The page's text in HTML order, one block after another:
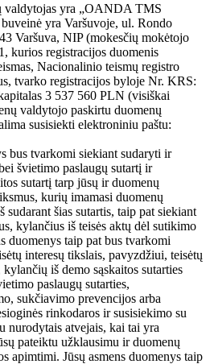
valdytojas yra „OANDA TMS
yra Varšuvoje, ul. Rondo
Varšuva, NIP (mokesčių mokėtojo
kurios registracijos duomenis
Nacionalinio teismų registro
tvarko registracijos byloje Nr. KRS:
3 537 560 PLN (visiškai
valdytojo paskirtu duomenų
susisiekti elektroniniu paštu:
bus tvarkomi siekiant sudaryti ir
švietimo paslaugų sutartį ir
sutartį tarp jūsų ir duomenų
kurių imamasi duomenų
sudarant šias sutartis, taip pat siekiant
kylančius iš teisės aktų dėl sutikimo
duomenys taip pat bus tvarkomi
interesų tikslais, pavyzdžiui, teisėtų
iš demo sąskaitos sutarties
paslaugų sutarties,
sukčiavimo prevencijos arba
rinkodaros ir susisiekimo su
nurodytais atvejais, kai tai yra
pateiktu užklausimu ir duomenų
apimtimi. Jūsų asmens duomenys taip